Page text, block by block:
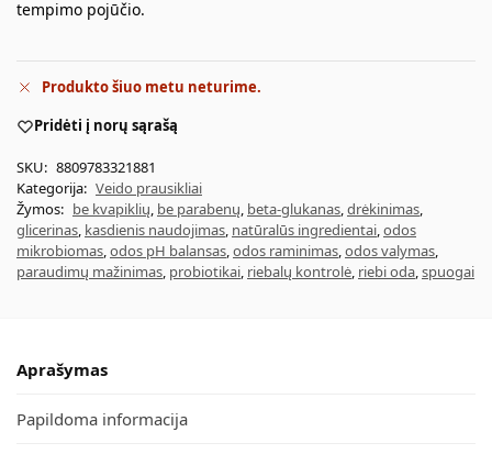
tempimo pojūčio.
Produkto šiuo metu neturime.
Pridėti į norų sąrašą
SKU: 8809783321881
Kategorija: Veido prausikliai
Žymos: be kvapiklių, be parabenų, beta-glukanas,drėkinimas,
glicerinas, kasdienis naudojimas, natūralūs ingredientai,odos
mikrobiomas,odos pH balansas,odos raminimas,odos valymas,
paraudimų mažinimas, probiotikai, riebalų kontrolė, riebi oda,spuogai
Aprašymas
Papildoma informacija